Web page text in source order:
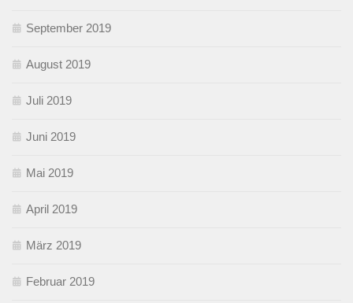
September 2019
August 2019
Juli 2019
Juni 2019
Mai 2019
April 2019
März 2019
Februar 2019